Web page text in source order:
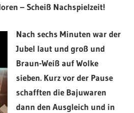
– Scheiß Nachspielzeit!
Nach sechs Minuten war der
Jubel laut und groß und
Braun-Weiß auf Wolke
sieben. Kurz vor der Pause
schafften die Bajuwaren
dann den Ausgleich und in